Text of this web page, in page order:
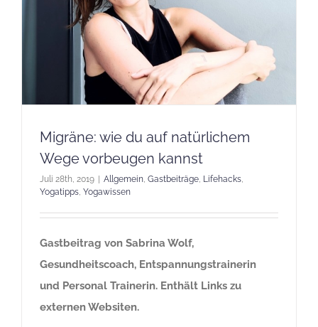
Migräne: wie du auf natürlichem
Wege vorbeugen kannst
Juli 28th, 2019 Allgemein, Gastbeiträge, Lifehacks,
Yogatipps, Yogawissen
Gastbeitrag von Sabrina Wolf,
Gesundheitscoach, Entspannungstrainerin
und Personal Trainerin. Enthält Links zu
externen Websiten.